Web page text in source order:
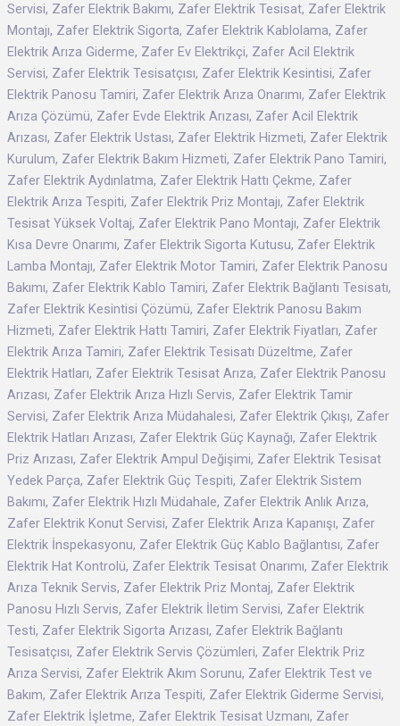
Servisi, Zafer Elektrik Bakımı, Zafer Elektrik Tesisat, Zafer Elektrik
Montajı, Zafer Elektrik Sigorta, Zafer Elektrik Kablolama, Zafer
Elektrik Arıza Giderme, Zafer Ev Elektrikçi, Zafer Acil Elektrik
Servisi, Zafer Elektrik Tesisatçısı, Zafer Elektrik Kesintisi, Zafer
Elektrik Panosu Tamiri, Zafer Elektrik Arıza Onarımı, Zafer Elektrik
Arıza Çözümü, Zafer Evde Elektrik Arızası, Zafer Acil Elektrik
Arızası, Zafer Elektrik Ustası, Zafer Elektrik Hizmeti, Zafer Elektrik
Kurulum, Zafer Elektrik Bakım Hizmeti, Zafer Elektrik Pano Tamiri,
Zafer Elektrik Aydınlatma, Zafer Elektrik Hattı Çekme, Zafer
Elektrik Arıza Tespiti, Zafer Elektrik Priz Montajı, Zafer Elektrik
Tesisat Yüksek Voltaj, Zafer Elektrik Pano Montajı, Zafer Elektrik
Kısa Devre Onarımı, Zafer Elektrik Sigorta Kutusu, Zafer Elektrik
Lamba Montajı, Zafer Elektrik Motor Tamiri, Zafer Elektrik Panosu
Bakımı, Zafer Elektrik Kablo Tamiri, Zafer Elektrik Bağlantı Tesisatı,
Zafer Elektrik Kesintisi Çözümü, Zafer Elektrik Panosu Bakım
Hizmeti, Zafer Elektrik Hattı Tamiri, Zafer Elektrik Fiyatları, Zafer
Elektrik Arıza Tamiri, Zafer Elektrik Tesisatı Düzeltme, Zafer
Elektrik Hatları, Zafer Elektrik Tesisat Arıza, Zafer Elektrik Panosu
Arızası, Zafer Elektrik Arıza Hızlı Servis, Zafer Elektrik Tamir
Servisi, Zafer Elektrik Arıza Müdahalesi, Zafer Elektrik Çıkışı, Zafer
Elektrik Hatları Arızası, Zafer Elektrik Güç Kaynağı, Zafer Elektrik
Priz Arızası, Zafer Elektrik Ampul Değişimi, Zafer Elektrik Tesisat
Yedek Parça, Zafer Elektrik Güç Tespiti, Zafer Elektrik Sistem
Bakımı, Zafer Elektrik Hızlı Müdahale, Zafer Elektrik Anlık Arıza,
Zafer Elektrik Konut Servisi, Zafer Elektrik Arıza Kapanışı, Zafer
Elektrik İnspekasyonu, Zafer Elektrik Güç Kablo Bağlantısı, Zafer
Elektrik Hat Kontrolü, Zafer Elektrik Tesisat Onarımı, Zafer Elektrik
Arıza Teknik Servis, Zafer Elektrik Priz Montaj, Zafer Elektrik
Panosu Hızlı Servis, Zafer Elektrik İletim Servisi, Zafer Elektrik
Testi, Zafer Elektrik Sigorta Arızası, Zafer Elektrik Bağlantı
Tesisatçısı, Zafer Elektrik Servis Çözümleri, Zafer Elektrik Priz
Arıza Servisi, Zafer Elektrik Akım Sorunu, Zafer Elektrik Test ve
Bakım, Zafer Elektrik Arıza Tespiti, Zafer Elektrik Giderme Servisi,
Zafer Elektrik İşletme, Zafer Elektrik Tesisat Uzmanı, Zafer